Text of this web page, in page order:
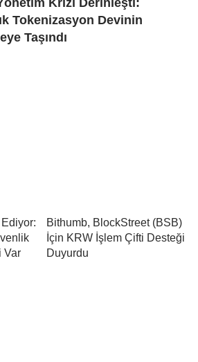
Krizi Derinleşti:
Tokenizasyon Devinin
Taşındı
Var
Bithumb, BlockStreet (BSB)
İçin KRW İşlem Çifti Desteği
Duyurdu